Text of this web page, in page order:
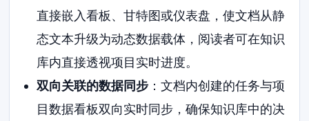
直接嵌入看板、甘特图或仪表盘，使文档从静
态文本升级为动态数据载体，阅读者可在知识
库内直接透视项目实时进度。
双向关联的数据同步：文档内创建的任务与项
目数据看板双向实时同步，确保知识库中的决